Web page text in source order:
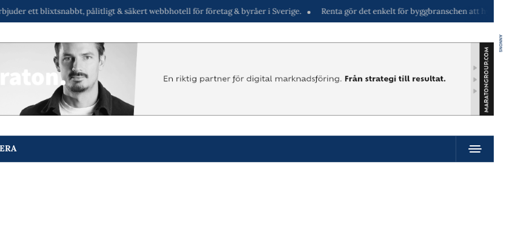
pålitligt & säkert webbhotell för företag & byråer i Sverige. Renta gör det enkelt för byggbranschen att hyra maskiner direkt i
ANNONS